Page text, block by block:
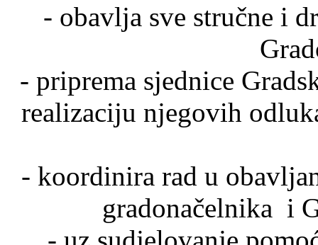
- obavlja sve stručne i
- priprema sjednice
realizaciju njegovih
- koordinira rad u
gradonačelnika i